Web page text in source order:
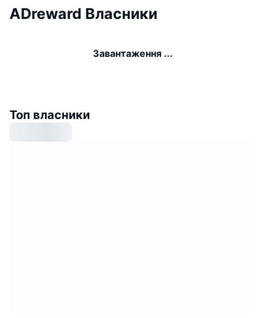
ADreward Власники
Завантаження ...
Топ власники